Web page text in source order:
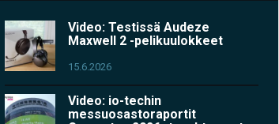
Video: Testissä Audeze
Maxwell 2 -pelikuulokkeet
15.6.2026
Video: io-techin
messuosastoraportit